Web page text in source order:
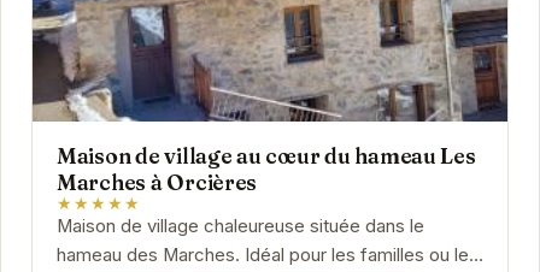
Maison de village au cœur du hameau Les
Marches à Orcières
★★★★★
Maison de village chaleureuse située dans le
hameau des Marches. Idéal pour les familles ou les